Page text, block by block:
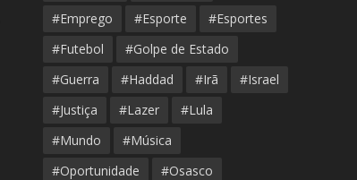
#Emprego
#Esporte
#Esportes
#Futebol
#Golpe de Estado
#Guerra
#Haddad #Irã
#Israel
#Justiça
#Lazer
#Lula
#Mundo
#Música
#Oportunidade
#Osasco